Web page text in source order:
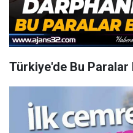
Türkiye'de Bu Paralar